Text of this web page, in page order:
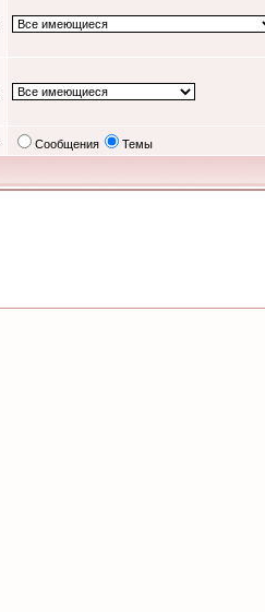
Сообщения Темы